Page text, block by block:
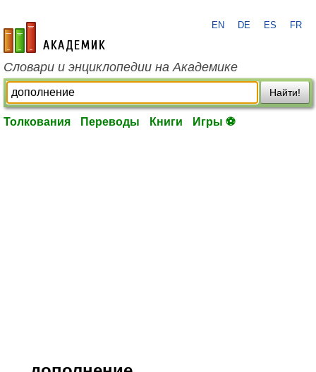
academic.ru
EN DE ES FR
Словари и энциклопедии на Академике
Найти!
Толкования Переводы Книги Игры ⚽